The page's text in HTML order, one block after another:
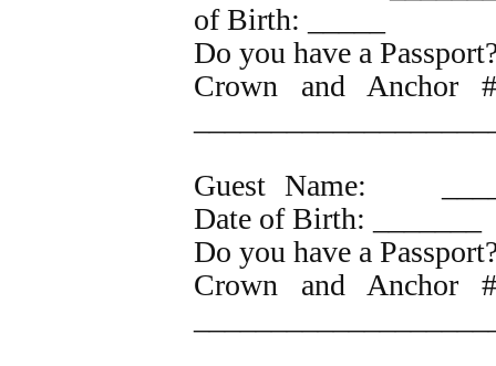
of Birth: _____
Do you have a
Crown and Anchor
Guest Name:
Date of Birth: _______
Do you have a
Crown and Anchor